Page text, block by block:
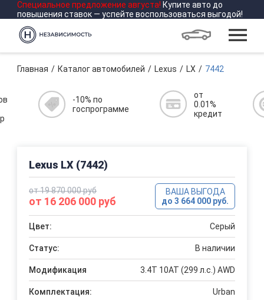
Специальное предложение августа! Купите авто до
повышения ставок — успейте воспользоваться выгодой!
Главная Каталог автомобилей Lexus LX 7442
-10% по
госпрограмме
от
0.01%
кредит
Lexus LX (7442)
от 19 870 000 руб
от 16 206 000 руб
ВАША ВЫГОДА
до 3 664 000 руб.
Цвет: Серый
Статус: В наличии
Модификация 3.4T 10AT (299 л.с.) AWD
Комплектация: Urban